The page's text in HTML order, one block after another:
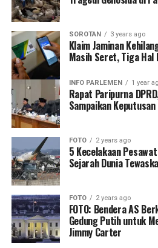
SOROTAN 3 years ago
Klaim Jaminan
Masih Seret, Tiga Hal
INFO PARLEMEN 1 year
Rapat Paripurna
Sampaikan
FOTO 2 years ago
5 Kecelakaan
Sejarah Dunia
FOTO 2 years ago
FOTO: Bendera AS
Gedung Putih untuk
Jimmy Carter